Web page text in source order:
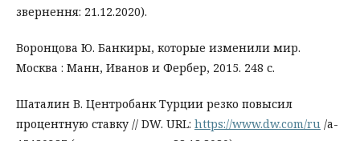
звернення: 21.12.2020).
Воронцова Ю. Банкиры, которые изменили мир.
Москва : Манн, Иванов и Фербер, 2015. 248 с.
Шаталин В. Центробанк Турции резко повысил
процентную ставку // DW. URL: https://www.dw.com/ru /a-